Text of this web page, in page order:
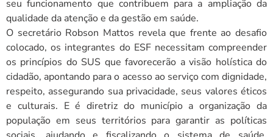
seu funcionamento que contribuem para a ampliação da
qualidade da atenção e da gestão em saúde.
O secretário Robson Mattos revela que frente ao desafio
colocado, os integrantes do ESF necessitam compreender
os princípios do SUS que favorecerão a visão holística do
cidadão, apontando para o acesso ao serviço com dignidade,
respeito, assegurando sua privacidade, seus valores éticos
e culturais. E é diretriz do município a organização da
população em seus territórios para garantir as políticas